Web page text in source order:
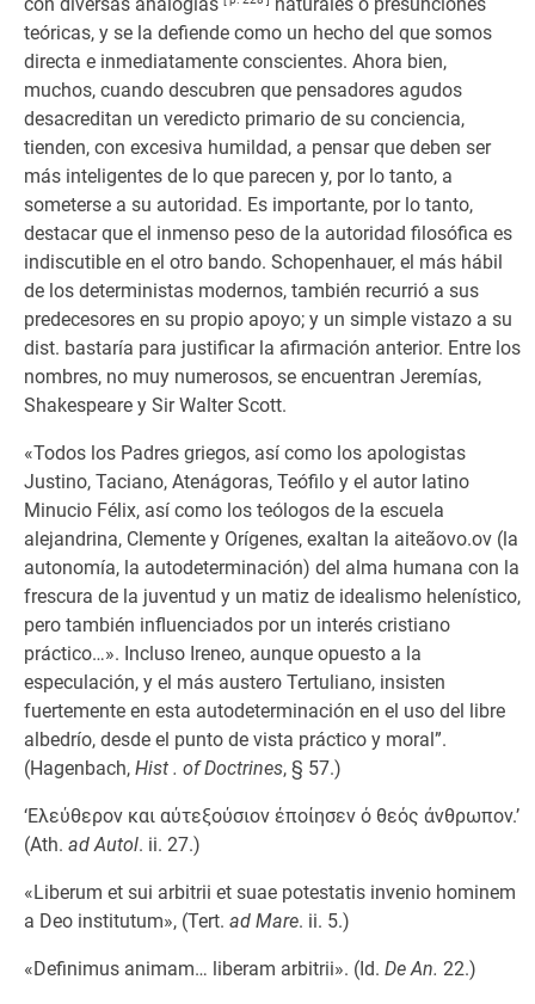
teóricas, y se la defiende como un hecho del que somos
directa e inmediatamente conscientes. Ahora bien,
muchos, cuando descubren que pensadores agudos
desacreditan un veredicto primario de su conciencia,
tienden, con excesiva humildad, a pensar que deben ser
más inteligentes de lo que parecen y, por lo tanto, a
someterse a su autoridad. Es importante, por lo tanto,
destacar que el inmenso peso de la autoridad filosófica es
indiscutible en el otro bando. Schopenhauer, el más hábil
de los deterministas modernos, también recurrió a sus
predecesores en su propio apoyo; y un simple vistazo a su
dist. bastaría para justificar la afirmación anterior. Entre los
nombres, no muy numerosos, se encuentran Jeremías,
Shakespeare y Sir Walter Scott.
«Todos los Padres griegos, así como los apologistas
Justino, Taciano, Atenágoras, Teófilo y el autor latino
Minucio Félix, así como los teólogos de la escuela
alejandrina, Clemente y Orígenes, exaltan la aiteãovo.ov (la
autonomía, la autodeterminación) del alma humana con la
frescura de la juventud y un matiz de idealismo helenístico,
pero también influenciados por un interés cristiano
práctico…». Incluso Ireneo, aunque opuesto a la
especulación, y el más austero Tertuliano, insisten
fuertemente en esta autodeterminación en el uso del libre
albedrío, desde el punto de vista práctico y moral”.
(Hagenbach, Hist . of Doctrines, § 57.)
‘Ελεύθερον και αύτεξούσιον έποίησεν ό θεός άνθρωπον.’
(Ath. ad Autol. ii. 27.)
«Liberum et sui arbitrii et suae potestatis invenio hominem
a Deo institutum», (Tert. ad Mare. ii. 5.)
«Definimus animam… liberam arbitrii». (Id. De An. 22.)